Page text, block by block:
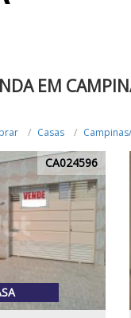
EM
Casas
CA024596